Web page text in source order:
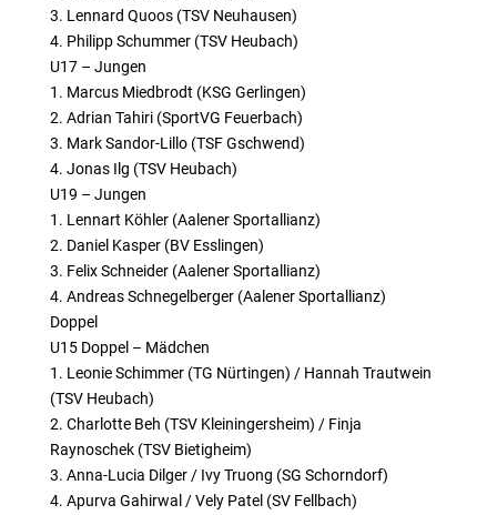
3. Lennard Quoos (TSV Neuhausen)
4. Philipp Schummer (TSV Heubach)
U17 – Jungen
1. Marcus Miedbrodt (KSG Gerlingen)
2. Adrian Tahiri (SportVG Feuerbach)
3. Mark Sandor-Lillo (TSF Gschwend)
4. Jonas Ilg (TSV Heubach)
U19 – Jungen
1. Lennart Köhler (Aalener Sportallianz)
2. Daniel Kasper (BV Esslingen)
3. Felix Schneider (Aalener Sportallianz)
4. Andreas Schnegelberger (Aalener Sportallianz)
Doppel
U15 Doppel – Mädchen
1. Leonie Schimmer (TG Nürtingen) / Hannah Trautwein
(TSV Heubach)
2. Charlotte Beh (TSV Kleiningersheim) / Finja
Raynoschek (TSV Bietigheim)
3. Anna-Lucia Dilger / Ivy Truong (SG Schorndorf)
4. Apurva Gahirwal / Vely Patel (SV Fellbach)